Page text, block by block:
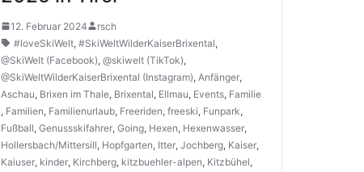
12. Februar 2024
rsch
#loveSkiWelt,#SkiWeltWilderKaiserBrixental,
@SkiWelt (Facebook),@skiwelt (TikTok),
@SkiWeltWilderKaiserBrixental (Instagram), Anfänger,
Aschau, Brixen im Thale, Brixental, Ellmau, Events, Familie
, Familien, Familienurlaub, Freeriden,freeski, Funpark,
Fußball,Genussskifahrer,Going, Hexen, Hexenwasser,
Hollersbach/Mittersill, Hopfgarten, Itter,Jochberg, Kaiser,
Kaiuser, kinder, Kirchberg, kitzbuehler-alpen, Kitzbühel,